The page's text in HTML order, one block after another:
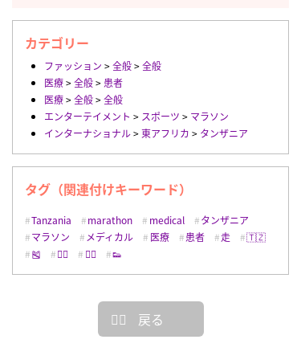
カテゴリー
ファッション >全般>全般
医療>全般> 患者
医療>全般>全般
エンターテイメント > スポーツ > マラソン
インターナショナル>東アフリカ > タンザニア
タグ（関連付けキーワード）
Tanzania marathon medical
タンザニア
マラソン
メディカル 医療 患者 走
🇹🇿
🎽
🏃‍♀️ 🏃‍♂️ 👟
戻る